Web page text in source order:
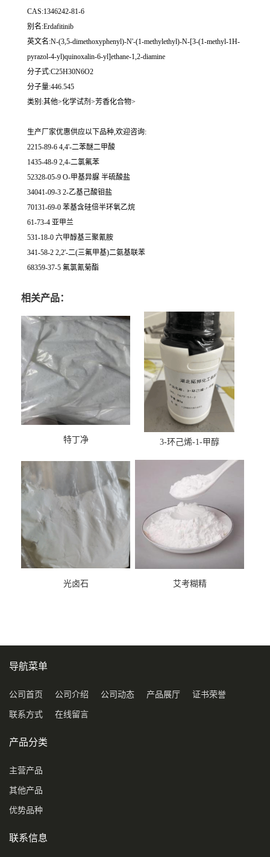
CAS:1346242-81-6
别名:Erdafitinib
英文名:N-(3,5-dimethoxyphenyl)-N'-(1-methylethyl)-N-[3-(1-methyl-1H-
pyrazol-4-yl)quinoxalin-6-yl]ethane-1,2-diamine
分子式:C25H30N6O2
分子量:446.545
类别:其他>化学试剂>芳香化合物>
生产厂家优惠供应以下品种,欢迎咨询:
2215-89-6 4,4'-二苯醚二甲酸
1435-48-9 2,4-二氯氟苯
52328-05-9 O-甲基异脲 半硫酸盐
34041-09-3 2-乙基己酸钼盐
70131-69-0 苯基含硅倍半环氧乙烷
61-73-4 亚甲兰
531-18-0 六甲醇基三聚氰胺
341-58-2 2,2'-二(三氟甲基)二氨基联苯
68359-37-5 氟氯氰菊酯
相关产品：
特丁净 3-环己烯-1-甲醇
光卤石 艾考糊精
导航菜单
公司首页 公司介绍 公司动态 产品展厅 证书荣誉
联系方式 在线留言
产品分类
主营产品
其他产品
优势品种
联系信息